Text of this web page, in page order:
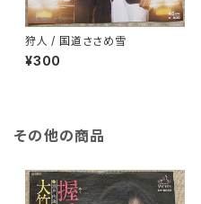
狩人 / 国道ささめ雪
¥300
その他の商品